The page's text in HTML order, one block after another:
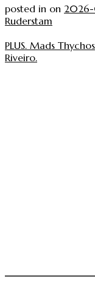
posted in on
Ruderstam
PLUS. Mads
Riveiro.